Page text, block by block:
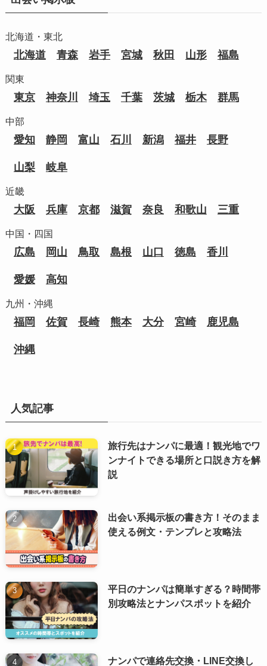
北海道・東北
北海道 青森 岩手 宮城 秋田 山形 福島
関東
東京 神奈川 埼玉 千葉 茨城 栃木 群馬
中部
愛知 静岡 富山 石川 新潟 福井 長野
山梨 岐阜
近畿
大阪 兵庫 京都 滋賀 奈良 和歌山 三重
中国・四国
広島 岡山 鳥取 島根 山口 徳島 香川
愛媛 高知
九州・沖縄
福岡 佐賀 長崎 熊本 大分 宮崎 鹿児島
沖縄
人気記事
旅行先はナンパに最適！観光地でワ
ンナイトできる場所と口説き方を解
説
出会い系掲示板の書き方！そのまま
使える例文・テンプレと攻略法
平日のナンパは簡単すぎる？時間帯
別攻略法とナンパスポットを紹介
ナンパで連絡先交換・LINE交換し